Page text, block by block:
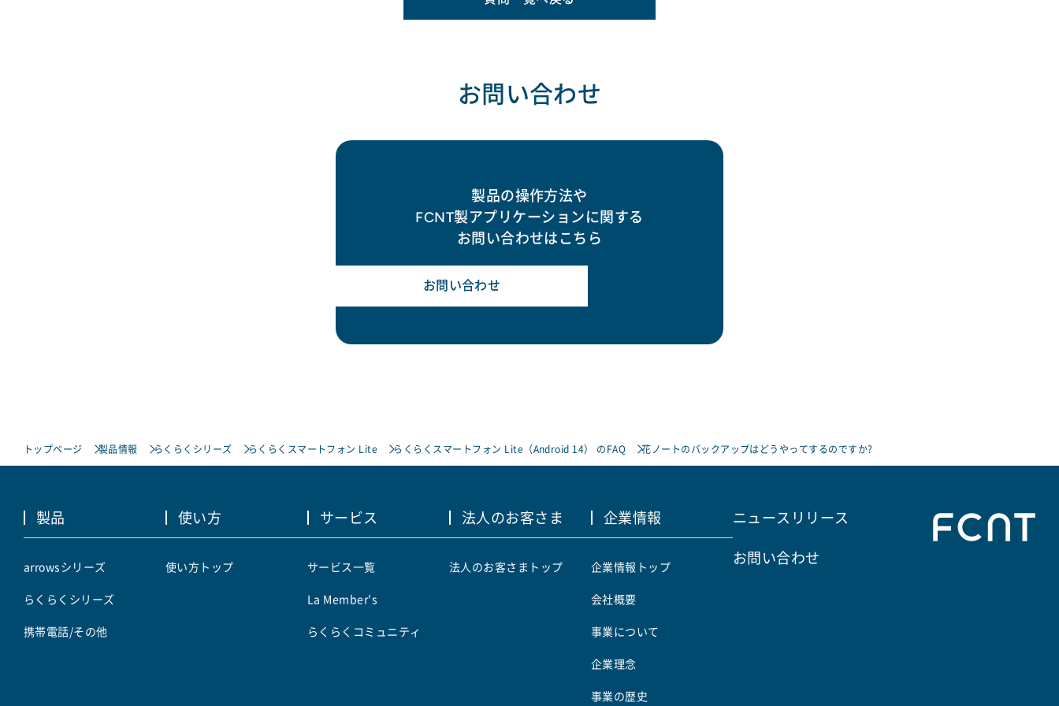
お問い合わせ
製品の操作方法や
FCNT製アプリケーションに関する
お問い合わせはこちら
お問い合わせ
トップページ 製品情報 らくらくシリーズ らくらくスマートフォン Lite らくらくスマートフォン Lite（Android 14） のFAQ 花ノートのバックアップはどうやってするのですか?
製品
arrowsシリーズ
らくらくシリーズ
携帯電話/その他
使い方
使い方トップ
サービス
サービス一覧
La Member's
らくらくコミュニティ
法人のお客さま
法人のお客さまトップ
企業情報
企業情報トップ
会社概要
事業について
企業理念
事業の歴史
ニュースリリース
お問い合わせ